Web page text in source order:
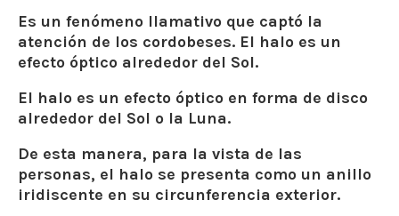
Es un fenómeno llamativo que captó la
atención de los cordobeses. El halo es un
efecto óptico alrededor del Sol.
El halo es un efecto óptico en forma de disco
alrededor del Sol o la Luna.
De esta manera, para la vista de las
personas, el halo se presenta como un anillo
iridiscente en su circunferencia exterior.